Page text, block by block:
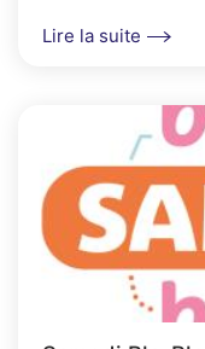
Lire la suite